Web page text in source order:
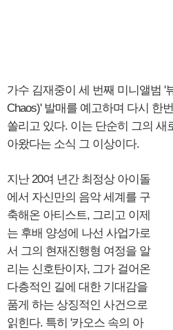
가수 김재중이 세 번째 미니앨범 '
Chaos)' 발매를 예고하며 다시 한
쏠리고 있다. 이는 단순히 그의 새
아왔다는 소식 그 이상이다.
지난 20여 년간 최정상 아이돌
에서 자신만의 음악 세계를 구
축해온 아티스트, 그리고 이제
는 후배 양성에 나선 사업가로
서 그의 현재진행형 여정을 알
리는 신호탄이자, 그가 걸어온
다층적인 길에 대한 기대감을
품게 하는 상징적인 사건으로
읽힌다. 특히 '카오스 속의 아